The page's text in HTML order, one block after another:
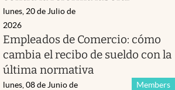
lunes, 20 de Julio de
2026
Empleados de Comercio: cómo
cambia el recibo de sueldo con la
última normativa
Members
lunes, 08 de Junio de